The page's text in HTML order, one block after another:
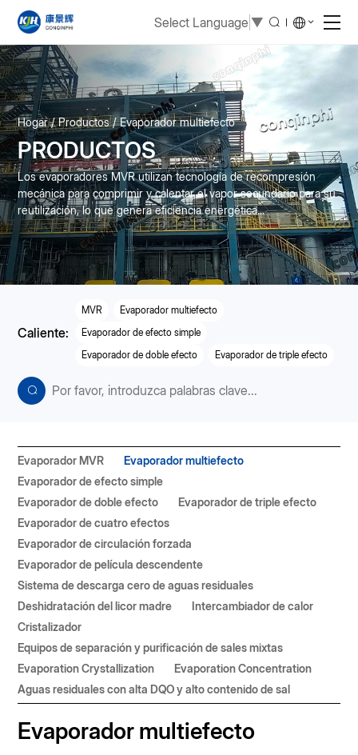
Select Language ▼
Hogar Productos Evaporador multiefecto
PRODUCTOS
Los evaporadores MVR utilizan tecnología de recompresión
mecánica para comprimir y calentar el vapor secundario para su
reutilización, lo que genera eficiencia energética...
Caliente:
MVR
Evaporador multiefecto
Evaporador de efecto simple
Evaporador de doble efecto
Evaporador de triple efecto
Evaporador MVR
Evaporador multiefecto
Evaporador de efecto simple
Evaporador de doble efecto
Evaporador de triple efecto
Evaporador de cuatro efectos
Evaporador de circulación forzada
Evaporador de película descendente
Sistema de descarga cero de aguas residuales
Deshidratación del licor madre
Intercambiador de calor
Cristalizador
Equipos de separación y purificación de sales mixtas
Evaporation Crystallization
Evaporation Concentration
Aguas residuales con alta DQO y alto contenido de sal
Evaporador multiefecto